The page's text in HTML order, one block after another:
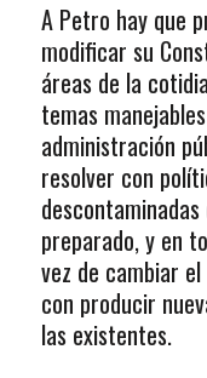
A Petro hay que
modificar su
áreas de la
temas
administración
resolver con
preparado, y en
vez de cambiar
con producir
las existentes.